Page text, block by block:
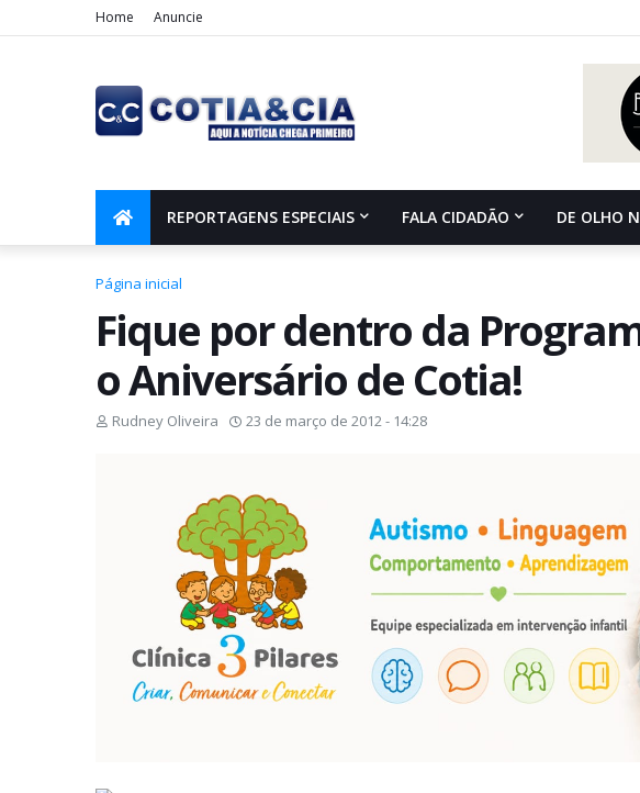
Home Anuncie
REPORTAGENS ESPECIAIS FALA CIDADÃO DE OLHO
Página inicial
Fique por dentro da
o Aniversário de Cotia!
Rudney Oliveira 23 de março de 2012 - 14:28